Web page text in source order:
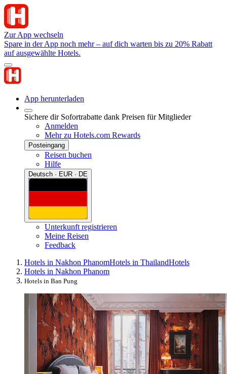
Zur App wechseln
Spare in der App noch mehr – auf dich warten bis zu 20% Rabatt
auf ausgewählte Hotels.
App herunterladen
Sichere dir Sofortrabatte dank Preisen für Mitglieder
Anmelden
Mehr zu Hotels.com Rewards
Posteingang
Reisen buchen
Hilfe
Deutsch · EUR · DE
Unterkunft registrieren
Meine Reisen
Feedback
Hotels in Nakhon PhanomHotels in ThailandHotels
Hotels in Nakhon Phanom
Hotels in Ban Pung